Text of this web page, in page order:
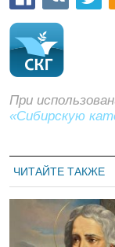
При
«Сибирскую
ЧИТАЙТЕ ТАКЖЕ